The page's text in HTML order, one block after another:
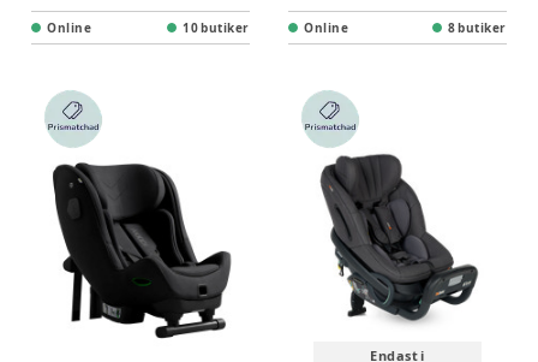
Online 10 butiker Online 8 butiker
Endast i